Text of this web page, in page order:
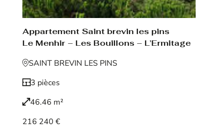
Appartement Saint brevin les pins
Le Menhir – Les Bouillons – L’Ermitage
SAINT BREVIN LES PINS
3 pièces
46.46 m²
216 240 €